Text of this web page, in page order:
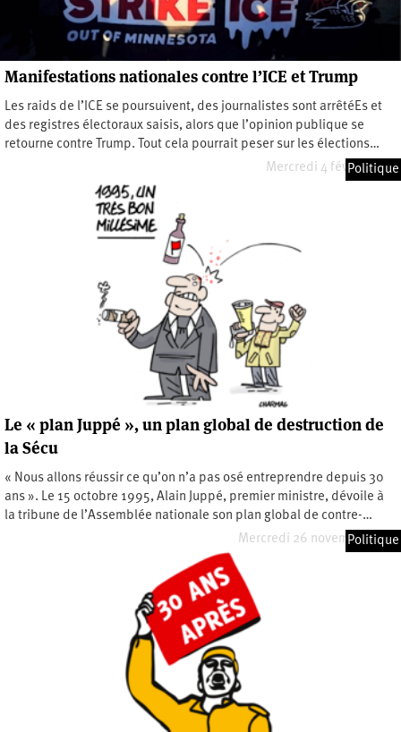
Manifestations nationales contre l’ICE et Trump
Les raids de l’ICE se poursuivent, des journalistes sont arrêtéEs et
des registres électoraux saisis, alors que l’opinion publique se
retourne contre Trump. Tout cela pourrait peser sur les élections…
Mercredi 4 février 2026
Politique
Le « plan Juppé », un plan global de destruction de
la Sécu
« Nous allons réussir ce qu’on n’a pas osé entreprendre depuis 30
ans ». Le 15 octobre 1995, Alain Juppé, premier ministre, dévoile à
la tribune de l’Assemblée nationale son plan global de contre-…
Mercredi 26 novembre 2025
Politique